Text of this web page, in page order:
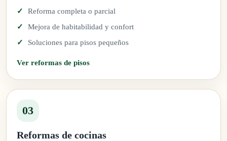
Reforma completa o parcial
Mejora de habitabilidad y confort
Soluciones para pisos pequeños
Ver reformas de pisos
03
Reformas de cocinas